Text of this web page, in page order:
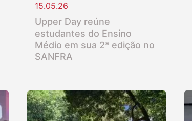
15.05.26
Upper Day reúne
estudantes do Ensino
Médio em sua 2ª edição no
SANFRA